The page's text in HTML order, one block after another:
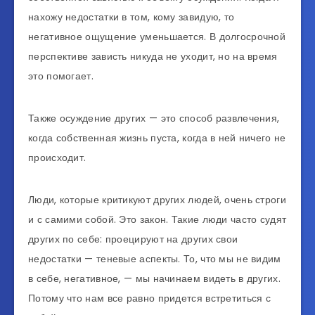
нахожу недостатки в том, кому завидую, то
негативное ощущение уменьшается. В долгосрочной
перспективе зависть никуда не уходит, но на время
это помогает.
Также осуждение других — это способ развлечения,
когда собственная жизнь пуста, когда в ней ничего не
происходит.
Люди, которые критикуют других людей, очень строги
и с самими собой. Это закон. Такие люди часто судят
других по себе: проецируют на других свои
недостатки — теневые аспекты. То, что мы не видим
в себе, негативное, — мы начинаем видеть в других.
Потому что нам все равно придется встретиться с